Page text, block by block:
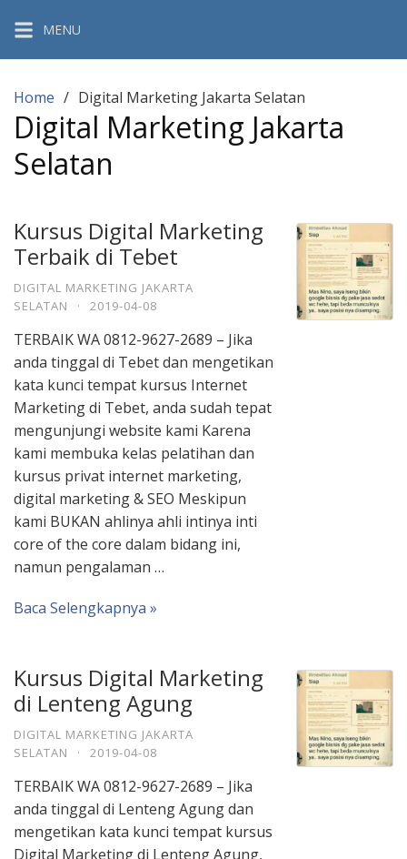
content
MENU
Home Digital Marketing Jakarta Selatan
Digital Marketing Jakarta
Selatan
Kursus Digital Marketing
Terbaik di Tebet
DIGITAL MARKETING JAKARTA
SELATAN
· 2019-04-08
TERBAIK WA 0812-9627-2689 – Jika
anda tinggal di Tebet dan mengetikan
kata kunci tempat kursus Internet
Marketing di Tebet, anda sudah tepat
mengunjungi website kami Karena
kami membuka kelas pelatihan dan
kursus privat internet marketing,
digital marketing & SEO Meskipun
kami BUKAN ahlinya ahli intinya inti
core of the core dalam bidang ini,
namun pengalaman …
Baca Selengkapnya »
Kursus Digital Marketing
di Lenteng Agung
DIGITAL MARKETING JAKARTA
SELATAN
· 2019-04-08
TERBAIK WA 0812-9627-2689 – Jika
anda tinggal di Lenteng Agung dan
mengetikan kata kunci tempat kursus
Digital Marketing di Lenteng Agung,